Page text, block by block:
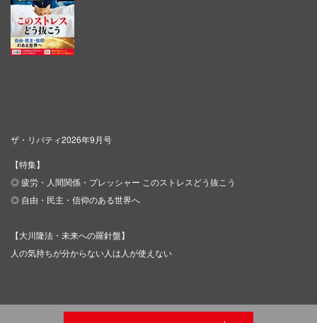
ザ・リバティ2026年9月号
【特集】
◎ 疲労・人間関係・プレッシャー このストレスどう抜こう
◎ 自由・民主・信仰のある世界へ
【大川隆法・未来への羅針盤】
人の気持ちが分からない人は人が使えない